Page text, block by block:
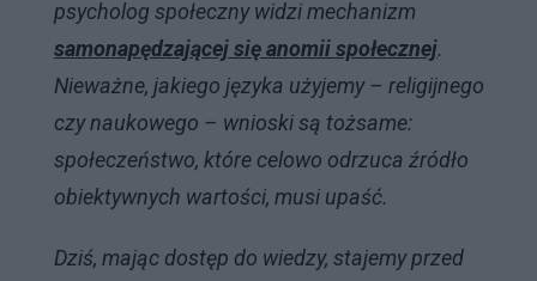
psycholog społeczny widzi mechanizm
samonapędzającej się anomii społecznej.
Nieważne, jakiego języka użyjemy – religijnego
czy naukowego – wnioski są tożsame:
społeczeństwo, które celowo odrzuca źródło
obiektywnych wartości, musi upaść.
Dziś, mając dostęp do wiedzy, stajemy przed